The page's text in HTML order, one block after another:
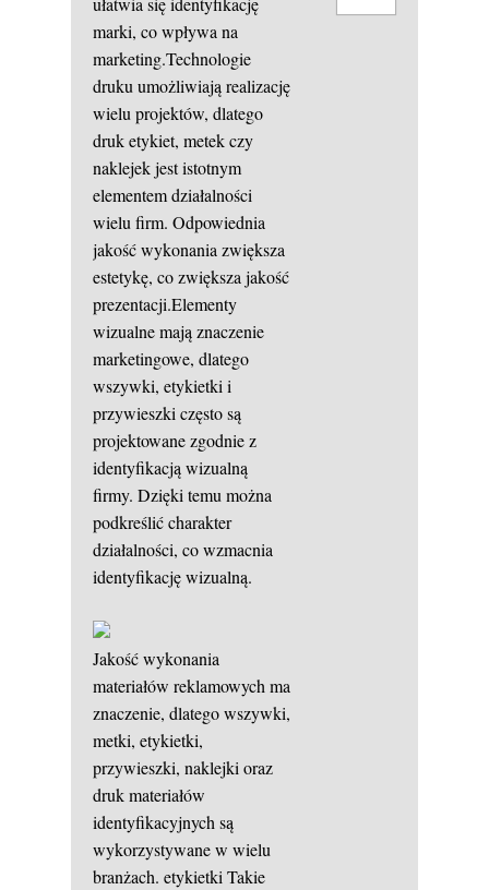
marki, co wpływa na
marketing.Technologie
druku umożliwiają realizację
wielu projektów, dlatego
druk etykiet, metek czy
naklejek jest istotnym
elementem działalności
wielu firm. Odpowiednia
jakość wykonania zwiększa
estetykę, co zwiększa jakość
prezentacji.Elementy
wizualne mają znaczenie
marketingowe, dlatego
wszywki, etykietki i
przywieszki często są
projektowane zgodnie z
identyfikacją wizualną
firmy. Dzięki temu można
podkreślić charakter
działalności, co wzmacnia
identyfikację wizualną.
Jakość wykonania
materiałów reklamowych ma
znaczenie, dlatego wszywki,
metki, etykietki,
przywieszki, naklejki oraz
druk materiałów
identyfikacyjnych są
wykorzystywane w wielu
branżach. etykietki Takie